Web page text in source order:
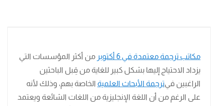
مكاتب ترجمة معتمدة في 6 أكتوبر
من أكثر المؤسسات التي
يزداد الاحتياج إليها بشكل كبير للغاية من قِبل الباحثين
الراغبين فيترجمة الأبحاث العلمية الخاصة بهم، وذلك لأنه
على الرغم من أن اللغة الإنجليزية من اللغات الشائعة ويعتمد